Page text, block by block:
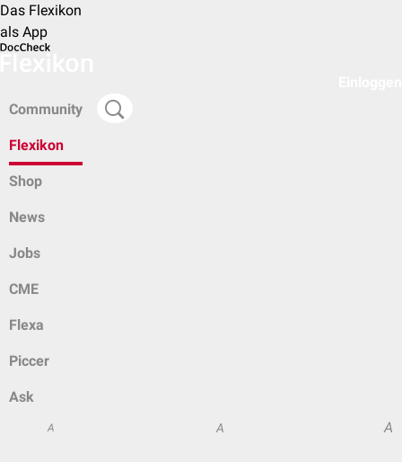
Das Flexikon
als App
Community
Flexikon
Shop
News
Jobs
CME
Flexa
Piccer
Ask
A A A